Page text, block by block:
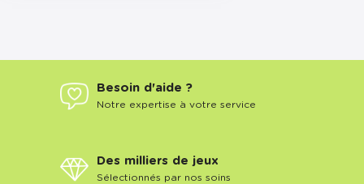
Besoin d'aide ?
Notre expertise à votre service
Des milliers de jeux
Sélectionnés par nos soins